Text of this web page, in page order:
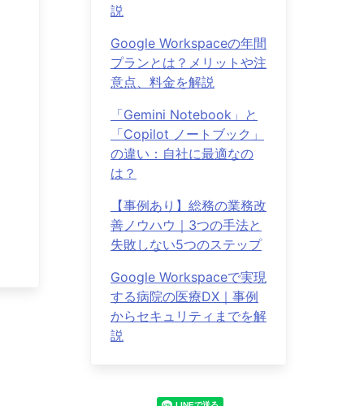
説
Google Workspaceの年間
プランとは？メリットや注
意点、料金を解説
「Gemini Notebook」と
「Copilot ノートブック」
の違い：自社に最適なの
は？
【事例あり】総務の業務改
善ノウハウ｜3つの手法と
失敗しない5つのステップ
Google Workspaceで実現
する病院の医療DX｜事例
からセキュリティまでを解
説